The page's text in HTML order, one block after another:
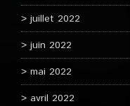
juillet 2022
juin 2022
mai 2022
avril 2022